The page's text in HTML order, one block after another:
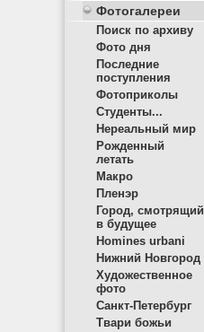
Фотогалереи
Поиск по архиву
Фото дня
Последние
поступления
Фотоприколы
Студенты...
Нереальный мир
Рожденный
летать
Макро
Пленэр
Город, смотрящий
в будущее
Homines urbani
Нижний Новгород
Художественное
фото
Санкт-Петербург
Твари божьи